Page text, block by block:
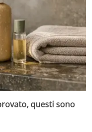
questi sono